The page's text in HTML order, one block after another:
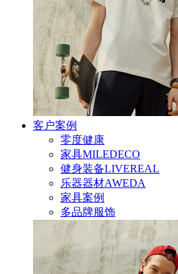
客户案例
零度健康
家具MILEDECO
健身装备LIVEREAL
乐器器材AWEDA
家具案例
多品牌服饰